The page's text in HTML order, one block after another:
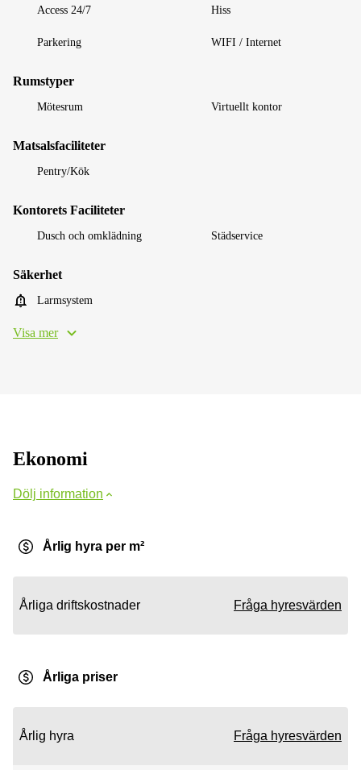
Access 24/7 Hiss
Parkering WIFI / Internet
Rumstyper
Mötesrum Virtuellt kontor
Matsalsfaciliteter
Pentry/Kök
Kontorets Faciliteter
Dusch och omklädning Städservice
Säkerhet
Larmsystem
Visa mer
Ekonomi
Dölj information
Årlig hyra per m²
Årliga driftskostnader Fråga hyresvärden
Årliga priser
Årlig hyra Fråga hyresvärden